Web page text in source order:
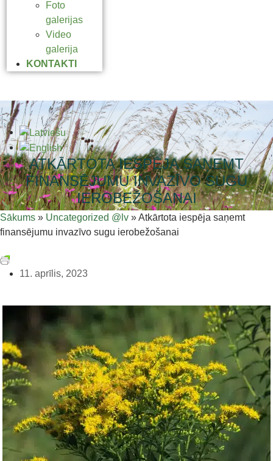
Foto
galerijas
Video
galerija
KONTAKTI
ATKĀRTOTA IESPĒJA SAŅEMT
FINANSĒJUMU INVAZĪVO SUGU
IEROBEŽOŠANAI
Sākums » Uncategorized @lv »Atkārtota iespēja saņemt
finansējumu invazīvo sugu ierobežošanai
11. aprīlis, 2023